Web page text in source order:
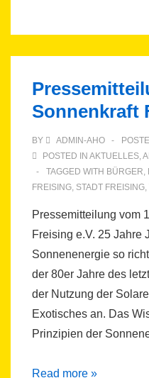
ist
Klimaanpassung
Sonnenkraft
BY ADMIN-AHO
POSTED IN AKTUELLES,
TAGGED WITH BÜRGER,
FREISING, STADT FREISING,
Pressemitteilung vom
Freising e.V. 25 Jahre
Sonnenenergie so
der 80er Jahre des
der Nutzung der
Exotisches an. Das
Prinzipien der
Pressemitteilung:
Read more »